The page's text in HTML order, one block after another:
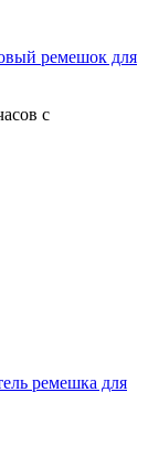
ремешок для
с
ремешка для